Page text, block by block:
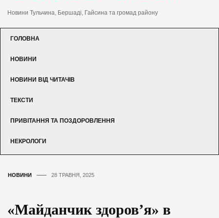
Новини Тульчина, Бершаді, Гайсина та громад району
ГОЛОВНА
НОВИНИ
НОВИНИ ВІД ЧИТАЧІВ
ТЕКСТИ
ПРИВІТАННЯ ТА ПОЗДОРОВЛЕННЯ
НЕКРОЛОГИ
НОВИНИ 28 ТРАВНЯ, 2025
«Майданчик здоров’я» в